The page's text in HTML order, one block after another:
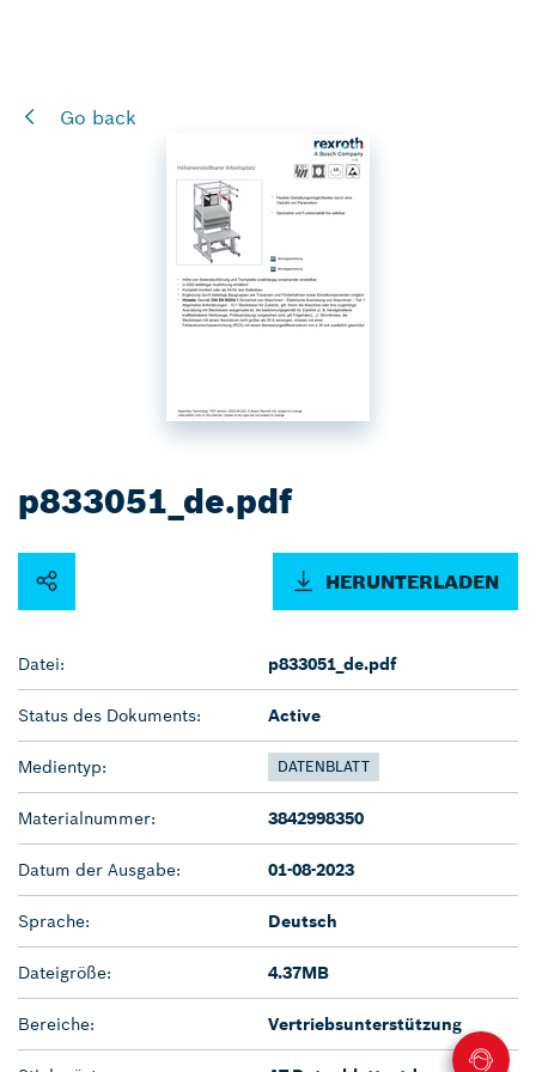
Go back
p833051_de.pdf
HERUNTERLADEN
Datei: p833051_de.pdf
Status des Dokuments: Active
Medientyp: DATENBLATT
Materialnummer: 3842998350
Datum der Ausgabe: 01-08-2023
Sprache: Deutsch
Dateigröße: 4.37MB
Bereiche: Vertriebsunterstützung